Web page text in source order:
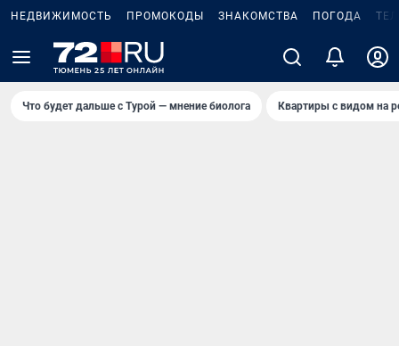
НЕДВИЖИМОСТЬ ПРОМОКОДЫ ЗНАКОМСТВА ПОГОДА
Что будет дальше с Турой — мнение биолога Квартиры с видом на